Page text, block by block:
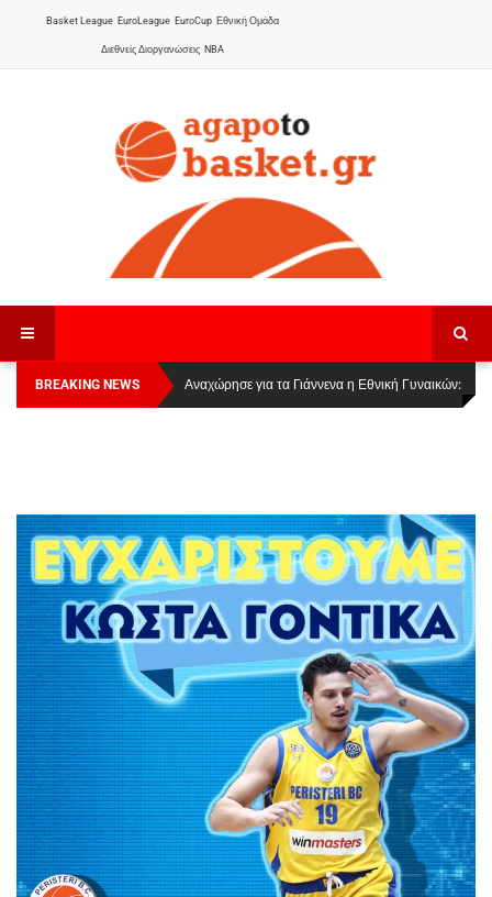
Basket League EuroLeague EuroCup Εθνική Ομάδα
Διεθνείς Διοργανώσεις NBA
BREAKING NEWS
Οι Πάνθηρες Καβάλας στην Women Basketball
League 1
Αναχώρησε για τα Γιάννενα η Εθνική Γυναικών: